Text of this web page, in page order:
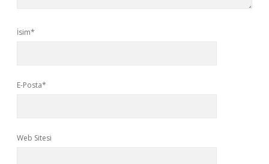
İsim*
E-Posta*
Web Sitesi